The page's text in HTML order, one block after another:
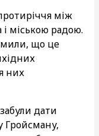
між
міською радою.
що це
них
дати
Гройсману,